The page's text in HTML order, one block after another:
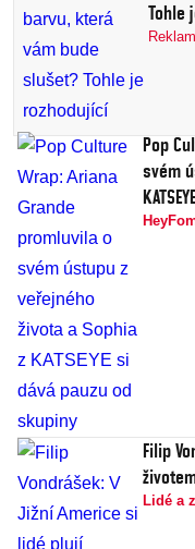
Tohle
Pop
svém
Filip
Lidé a